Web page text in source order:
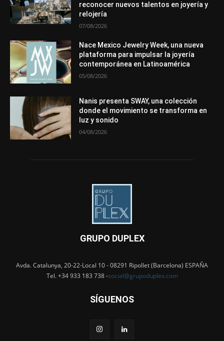
Más
reconocer nuevos talentos en joyería y
relojería
07/08/2026
Nace Mexico Jewelry Week, una nueva
plataforma para impulsar la joyería
contemporánea en Latinoamérica
05/08/2026
Nanis presenta SWAY, una colección
donde el movimiento se transforma en
luz y sonido
04/08/2026
GRUPO DUPLEX
Avda. Catalunya, 20-22-Local 10 - 08291 Ripollet (Barcelona) ESPAÑA
Tel. +34 933 183 738 -social@grupoduplex.com
SÍGUENOS